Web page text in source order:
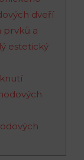
dveří
prvků a
estetický